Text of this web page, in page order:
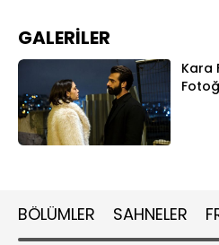
GALERİLER
Kara
BÖLÜMLER SAHNELER